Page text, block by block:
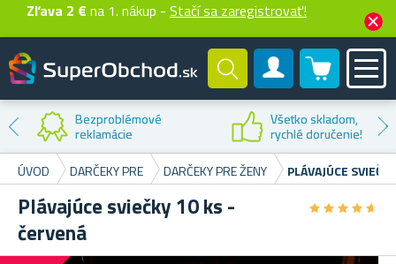
Zľava 2 € na 1. nákup - Stačí sa zaregistrovať!
Zákaznícky účet
0 produktů
Zľava na
prvý nákup
ÚVOD DARČEKY PRE DARČEKY PRE ŽENY PLÁVAJÚCE
Plávajúce sviečky 10 ks -
červená
★★★★★
★★★★★